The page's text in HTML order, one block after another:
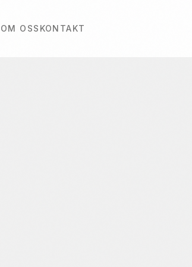
OM OSS KONTAKT